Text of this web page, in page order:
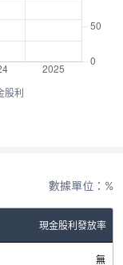
股利
數據單位：%
現金股利發放率
無